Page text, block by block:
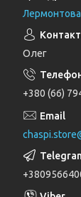
душу
Лійки
Душові
Трапи
Лермонтова
Олег
+380 (66)